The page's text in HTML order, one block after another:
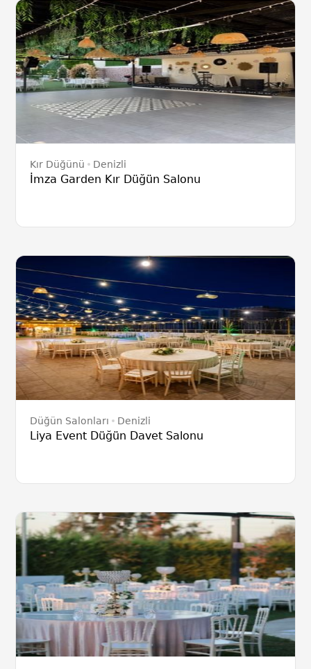
Kır Düğünü Denizli
İmza Garden Kır Düğün Salonu
Düğün Salonları Denizli
Liya Event Düğün Davet Salonu